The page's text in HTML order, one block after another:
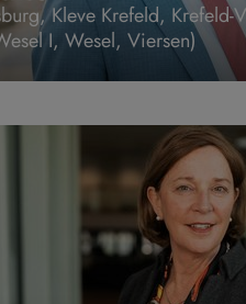
Kleve Krefeld,
I, Wesel, Viersen)